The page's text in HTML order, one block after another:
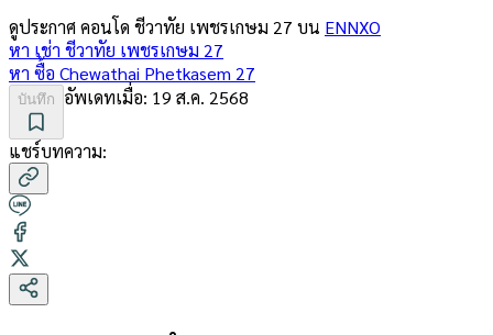
ดูประกาศ คอนโด ชีวาทัย เพชรเกษม 27 บน ENNXO
หา เช่า ชีวาทัย เพชรเกษม 27
หา ซื้อ Chewathai Phetkasem 27
บันทึก อัพเดทเมื่อ: 19 ส.ค. 2568
แชร์บทความ: